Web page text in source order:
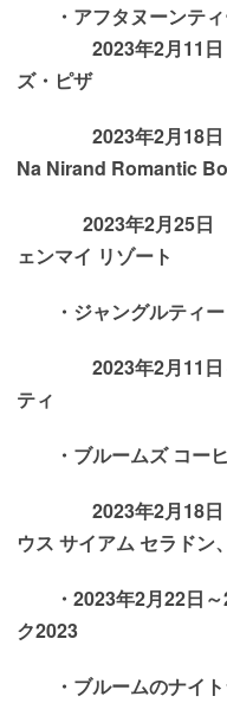
・アフタヌーンテ
2023年2月11日 カ
ズ・ピザ
2023年2月18日
Na Nirand Romantic
2023年2月25日
ェンマイ リゾート
・ジャングルティー
2023年2月11日～
ティ
・ブルームズ コー
2023年2月18日 ハ
ウス サイアム セラドン
・2023年2月22日～
ク2023
・ブルームのナイ